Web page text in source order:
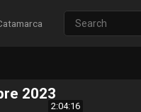
2023
2:04:16